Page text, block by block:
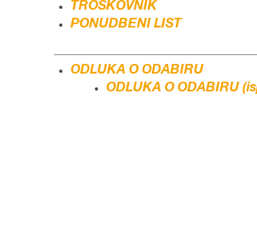
TROŠKOVNIK
PONUDBENI LIST
ODLUKA O ODABIRU
ODLUKA O ODABIRU